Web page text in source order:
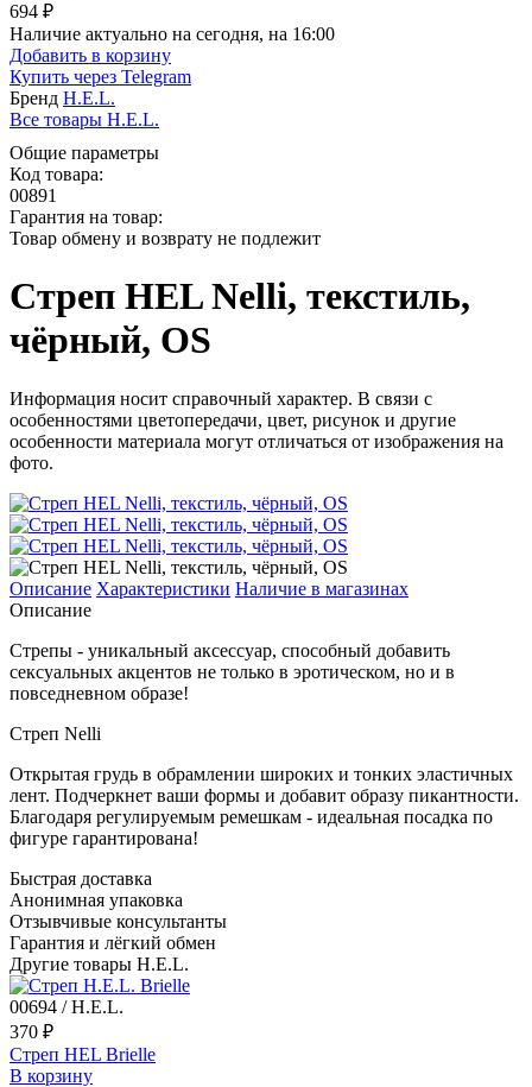
694 ₽
Наличие актуально на сегодня, на 16:00
Добавить в корзину
Купить через Telegram
Бренд H.E.L.
Все товары H.E.L.
Общие параметры
Код товара:
00891
Гарантия на товар:
Товар обмену и возврату не подлежит
Стреп HEL Nelli, текстиль,
чёрный, OS
Информация носит справочный характер. В связи с
особенностями цветопередачи, цвет, рисунок и другие
особенности материала могут отличаться от изображения на
фото.
Описание Характеристики Наличие в магазинах
Описание
Стрепы - уникальный аксессуар, способный добавить
сексуальных акцентов не только в эротическом, но и в
повседневном образе!
Стреп Nelli
Открытая грудь в обрамлении широких и тонких эластичных
лент. Подчеркнет ваши формы и добавит образу пикантности.
Благодаря регулируемым ремешкам - идеальная посадка по
фигуре гарантирована!
Быстрая доставка
Анонимная упаковка
Отзывчивые консультанты
Гарантия и лёгкий обмен
Другие товары H.E.L.
00694 / H.E.L.
370 ₽
Стреп HEL Brielle
В корзину